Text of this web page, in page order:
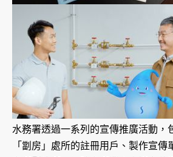
水務署透過一系列的宣傳推廣活動，
「劏房」處所的註冊用戶、製作宣